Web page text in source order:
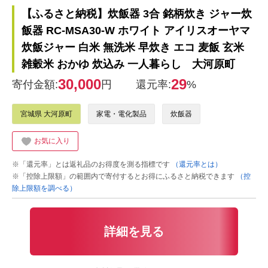
【ふるさと納税】炊飯器 3合 銘柄炊き ジャー炊
飯器 RC-MSA30-W ホワイト アイリスオーヤマ
炊飯ジャー 白米 無洗米 早炊き エコ 麦飯 玄米
雑穀米 おかゆ 炊込み 一人暮らし 大河原町
寄付金額:30,000円 還元率:29%
宮城県 大河原町 家電・電化製品 炊飯器
お気に入り
※「還元率」とは返礼品のお得度を測る指標です
（還元率とは）
※「控除上限額」の範囲内で寄付するとお得にふるさと納税できます
（控
除上限額を調べる）
詳細を見る